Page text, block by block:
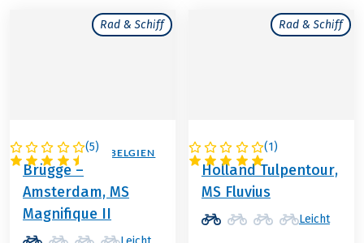
Rad & Schiff
(5)
NIEDERLANDE / BELGIEN
Brügge –
Amsterdam, MS
Magnifique II
Rad & Schiff
(1)
NIEDERLANDE
Holland Tulpentour,
MS Fluvius
Leicht